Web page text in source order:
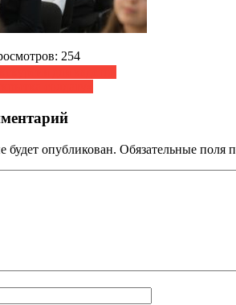
254
будет опубликован. Обязательные поля